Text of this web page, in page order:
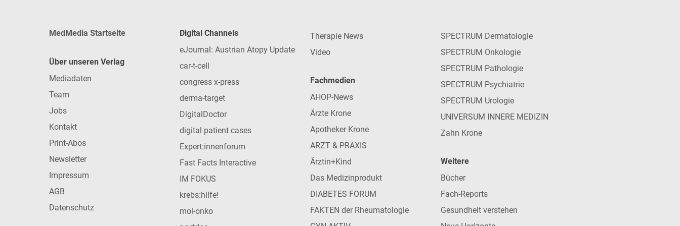
MedMedia Startseite
Über unseren Verlag
Mediadaten
Team
Jobs
Kontakt
Print-Abos
Newsletter
Impressum
AGB
Datenschutz
Digital Channels
eJournal: Austrian Atopy Update
car-t-cell
congress x-press
derma-target
DigitalDoctor
digital patient cases
Expert:innenforum
Fast Facts Interactive
IM FOKUS
krebs:hilfe!
mol-onko
Therapie News
Video
Fachmedien
AHOP-News
Ärzte Krone
Apotheker Krone
ARZT & PRAXIS
Ärztin+Kind
Das Medizinprodukt
DIABETES FORUM
FAKTEN der Rheumatologie
SPECTRUM Dermatologie
SPECTRUM Onkologie
SPECTRUM Pathologie
SPECTRUM Psychiatrie
SPECTRUM Urologie
UNIVERSUM INNERE MEDIZIN
Zahn Krone
Weitere
Bücher
Fach-Reports
Gesundheit verstehen